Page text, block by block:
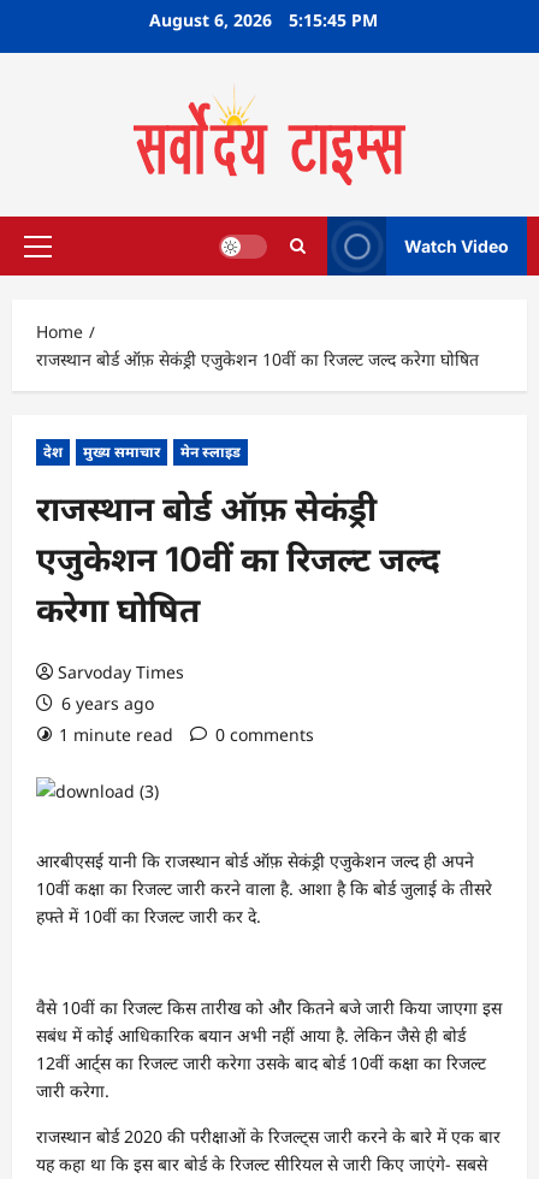
August 6, 2026 5:15:46 PM
Primary
Watch Video
Home
राजस्थान बोर्ड ऑफ़ सेकंड्री एजुकेशन 10वीं का रिजल्ट जल्द करेगा घोषित
देश मुख्य समाचार मेन स्लाइड
राजस्थान बोर्ड ऑफ़ सेकंड्री
एजुकेशन 10वीं का रिजल्ट जल्द
करेगा घोषित
Sarvoday Times
6 years ago
1 minute read
0 comments
आरबीएसई यानी कि राजस्थान बोर्ड ऑफ़ सेकंड्री एजुकेशन जल्द ही अपने
10वीं कक्षा का रिजल्ट जारी करने वाला है. आशा है कि बोर्ड जुलाई के तीसरे
हफ्ते में 10वीं का रिजल्ट जारी कर दे.
वैसे 10वीं का रिजल्ट किस तारीख को और कितने बजे जारी किया जाएगा इस
सबंध में कोई आधिकारिक बयान अभी नहीं आया है. लेकिन जैसे ही बोर्ड
12वीं आर्ट्स का रिजल्ट जारी करेगा उसके बाद बोर्ड 10वीं कक्षा का रिजल्ट
जारी करेगा.
राजस्थान बोर्ड 2020 की परीक्षाओं के रिजल्ट्स जारी करने के बारे में एक बार
यह कहा था कि इस बार बोर्ड के रिजल्ट सीरियल से जारी किए जाएंगे- सबसे